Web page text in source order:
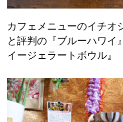
カフェメニューのイチオ
と評判の『ブルーハワイ
イージェラートボウル』